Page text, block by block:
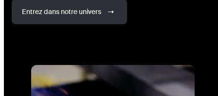
Entrez dans notre univers